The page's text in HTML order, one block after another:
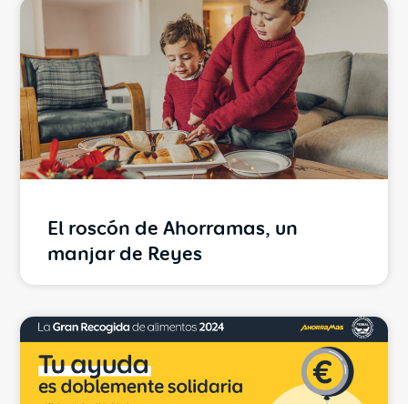
El roscón de Ahorramas, un
manjar de Reyes